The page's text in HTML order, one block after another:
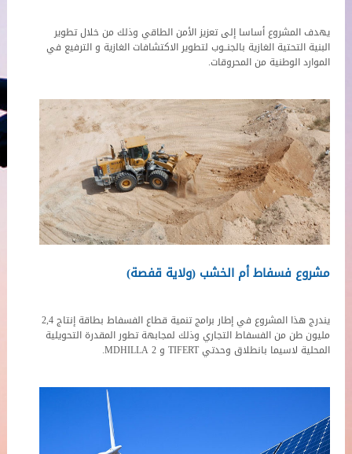
يهدف المشروع أساسا إلى تعزيز الأمن الطاقي وذلك من خلال تطوير
البنية التحتية الغازية بالجنــوب لتطوير الاكتشافات الغازية و الترفيع في
الموارد الوطنية من المحروقات.
مشروع فسفاط أم الخشب (ولاية قفصة)
يندرج هذا المشروع في إطار برامج تنمية قطاع الفسفاط بطاقة إنتاج 2,4
مليون طن من الفسفاط التجاري وذلك لمجابهة تطور المقدرة التحويلية
المحلية لاسيما بانطلاق وحدتي TIFERT و MDHILLA 2.